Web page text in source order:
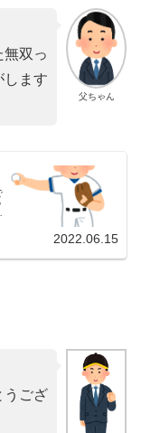
父ちゃん
双っ
します
2022.06.15
うござ